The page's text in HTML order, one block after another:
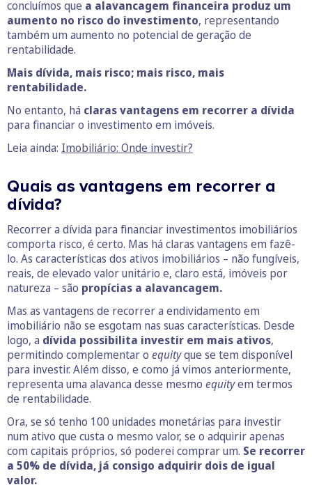
concluímos que a alavancagem financeira produz um
aumento no risco do investimento, representando
também um aumento no potencial de geração de
rentabilidade.
Mais dívida, mais risco; mais risco, mais
rentabilidade.
No entanto, há claras vantagens em recorrer a dívida
para financiar o investimento em imóveis.
Leia ainda: Imobiliário: Onde investir?
Quais as vantagens em recorrer a
dívida?
Recorrer a dívida para financiar investimentos imobiliários
comporta risco, é certo. Mas há claras vantagens em fazê-
lo. As características dos ativos imobiliários – não fungíveis,
reais, de elevado valor unitário e, claro está, imóveis por
natureza – são propícias a alavancagem.
Mas as vantagens de recorrer a endividamento em
imobiliário não se esgotam nas suas características. Desde
logo, a dívida possibilita investir em mais ativos,
permitindo complementar o equityque se tem disponível
para investir. Além disso, e como já vimos anteriormente,
representa uma alavanca desse mesmo equityem termos
de rentabilidade.
Ora, se só tenho 100 unidades monetárias para investir
num ativo que custa o mesmo valor, se o adquirir apenas
com capitais próprios, só poderei comprar um. Se recorrer
a 50% de dívida, já consigo adquirir dois de igual
valor.